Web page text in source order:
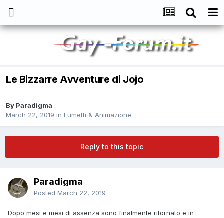
Le Bizzarre Avventure di Jojo
By Paradigma
March 22, 2019 in Fumetti & Animazione
Reply to this topic
Paradigma
Posted March 22, 2019
Dopo mesi e mesi di assenza sono finalmente ritornato e in